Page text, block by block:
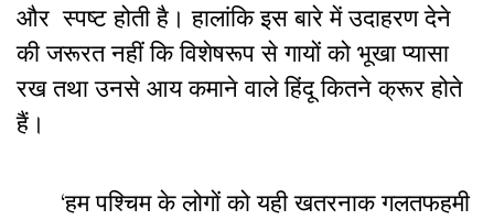
और स्पष्ट होती है। हालांकि इस बारे में उदाहरण देने
की जरूरत नहीं कि विशेषरूप से गायों को भूखा प्यासा
रख तथा उनसे आय कमाने वाले हिंदू कितने क्रूर होते
हैं।
‘हम पश्चिम के लोगों को यही खतरनाक गलतफहमी